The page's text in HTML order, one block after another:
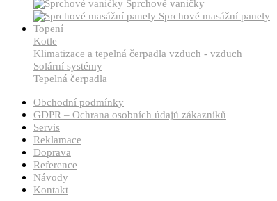
Sprchové vaničky
Sprchové masážní panely
Topení
Kotle
Klimatizace a tepelná čerpadla vzduch - vzduch
Solární systémy
Tepelná čerpadla
Obchodní podmínky
GDPR – Ochrana osobních údajů zákazníků
Servis
Reklamace
Doprava
Reference
Návody
Kontakt